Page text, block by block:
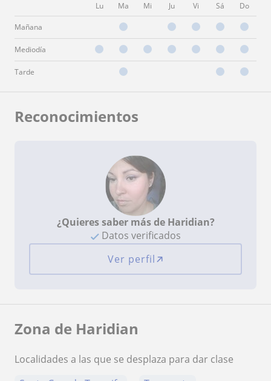
Lu Ma Mi Ju Vi Sá Do
Mañana
Mediodía
Tarde
Reconocimientos
¿Quieres saber más de Haridian?
Datos verificados
Ver perfil
Zona de Haridian
Localidades a las que se desplaza para dar clase